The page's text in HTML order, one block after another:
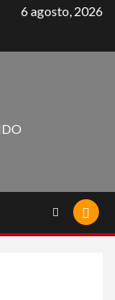
6 agosto, 2026